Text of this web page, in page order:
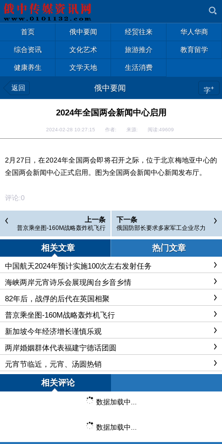
首页 俄中要闻 经贸往来 华人华商
综合资讯 文化艺术 旅游推介 教育留学
健康养生 文学天地 生活消费
返回 俄中要闻 字+
2024年全国两会新闻中心启用
2024-02-28 10:27:15 作者: 来源: 阅读:49609
2月27日，在2024年全国两会即将召开之际，位于北京梅地亚中心的
全国两会新闻中心正式启用。图为全国两会新闻中心新闻发布厅。
评论:0
上一条
普京乘坐图-160M战略轰炸机飞行
下一条
俄国防部长要求多家军工企业尽力
提前交付武器装备
相关文章 热门文章
中国航天2024年预计实施100次左右发射任务
海峡两岸元宵诗乐会展现闽台乡音乡情
82年后，战俘的后代在英国相聚
普京乘坐图-160M战略轰炸机飞行
新加坡今年经济增长谨慎乐观
两岸婚姻群体代表福建宁德话团圆
元宵节临近，元宵、汤圆热销
相关评论
数据加载中...
数据加载中...